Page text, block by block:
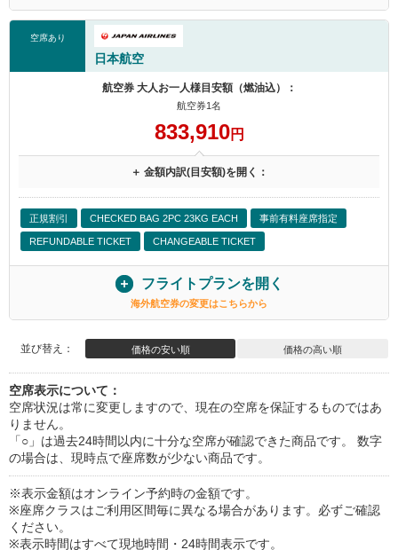
空席あり
日本航空
航空券 大人お一人様目安額（燃油込）：
航空券1名
833,910円
＋ 金額内訳(目安額)を開く：
正規割引 CHECKED BAG 2PC 23KG EACH 事前有料座席指定
REFUNDABLE TICKET CHANGEABLE TICKET
フライトプランを開く
海外航空券の変更はこちらから
並び替え： 価格の安い順 価格の高い順
空席表示について：
空席状況は常に変更しますので、現在の空席を保証するものではあ
りません。
「○」は過去24時間以内に十分な空席が確認できた商品です。 数字
の場合は、現時点で座席数が少ない商品です。
※表示金額はオンライン予約時の金額です。
※座席クラスはご利用区間毎に異なる場合があります。必ずご確認
ください。
※表示時間はすべて現地時間・24時間表示です。